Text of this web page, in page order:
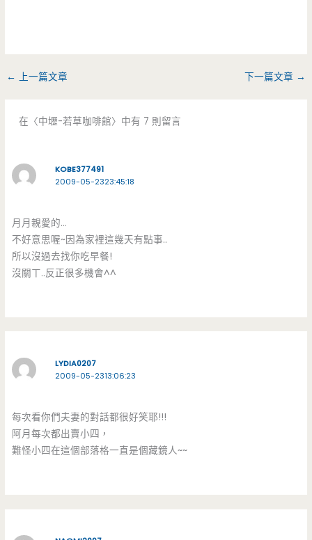
← 上一篇文章 下一篇文章 →
在〈中壢-若草咖啡館〉中有 7 則留言
KOBE377491
2009-05-2323:45:18
月月親愛的…
不好意思喔~因為家裡這幾天有點事..
所以沒過去找你吃早餐!
沒關ㄒ..反正很多機會^^
LYDIA0207
2009-05-2313:06:23
每次看你們夫妻的對話都很好笑耶!!!
阿月每次都出賣小四，
難怪小四在這個部落格一直是個藏鏡人~~